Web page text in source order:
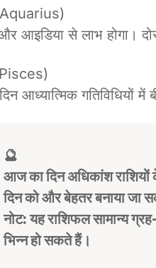
आइडिया से लाभ होगा।
आध्यात्मिक गतिविधियों में
🔮
आज का दिन अधिकांश
दिन को और बेहतर बनाया जा
नोट: यह राशिफल सामान्य
भिन्न हो सकते हैं।